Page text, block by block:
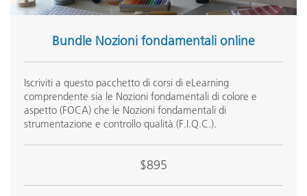
Bundle Nozioni fondamentali online
Iscriviti a questo pacchetto di corsi di eLearning
comprendente sia le Nozioni fondamentali di colore e
aspetto (FOCA) che le Nozioni fondamentali di
strumentazione e controllo qualità (F.I.Q.C.).
$895